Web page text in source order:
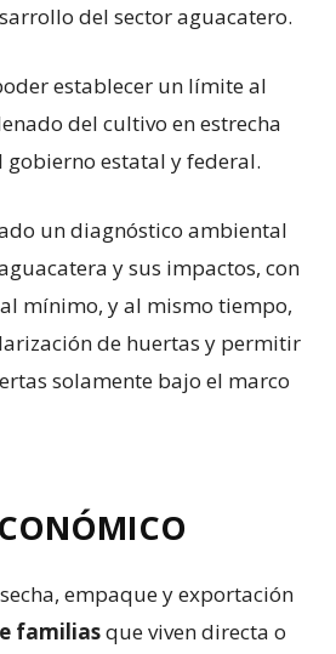
del sector aguacatero.
establecer un límite al
del cultivo en estrecha
gobierno estatal y federal.
un diagnóstico ambiental
y sus impactos, con
mínimo, y al mismo tiempo,
de huertas y permitir
solamente bajo el marco
empaque y exportación
familiasque viven directa o